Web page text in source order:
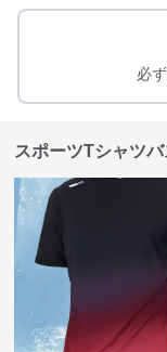
必
スポーツTシャツ